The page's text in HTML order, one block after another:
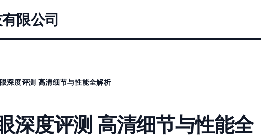
限公司
深度评测 高清细节与性能全解析
深度评测 高清细节与性能全